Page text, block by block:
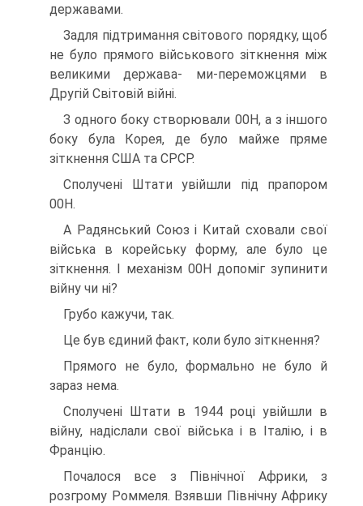
державами.
Задля підтримання світового порядку, щоб
не було прямого військового зіткнення між
великими держава- ми-переможцями в
Другій Світовій війні.
З одного боку створювали 00Н, а з іншого
боку була Корея, де було майже пряме
зіткнення США та СРСР.
Сполучені Штати увійшли під прапором
00Н.
А Радянський Союз і Китай сховали свої
війська в ко­рейську форму, але було це
зіткнення. І механізм 00Н до­поміг зупинити
війну чи ні?
Грубо кажучи, так.
Це був єдиний факт, коли було зіткнення?
Прямого не було, формально не було й
зараз нема.
Сполучені Штати в 1944 році увійшли в
війну, надісла­ли свої війська і в Італію, і в
Францію.
Почалося все з Північної Африки, з
розгрому Роммеля. Взявши Північну Африку